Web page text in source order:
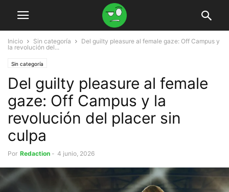
Inicio Sin categoría
Del guilty pleasure al female gaze: Off Campus y
la revolución del...
Sin categoría
Del guilty pleasure al female
gaze: Off Campus y la
revolución del placer sin
culpa
Por Redaction - 4 junio, 2026